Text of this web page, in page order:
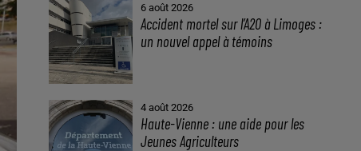
6 août 2026
Accident mortel sur l’A20 à Limoges :
un nouvel appel à témoins
4 août 2026
Haute-Vienne : une aide pour les
Jeunes Agriculteurs